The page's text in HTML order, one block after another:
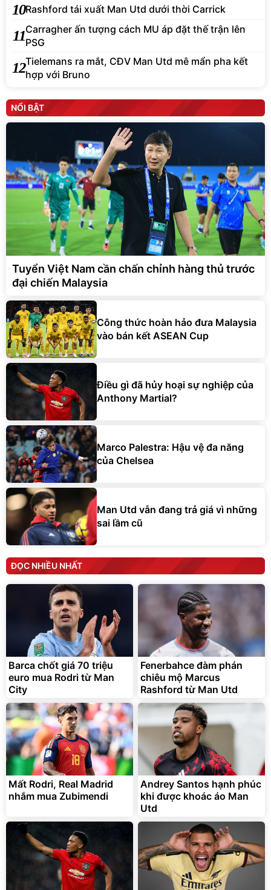
10Rashford tái xuất Man Utd dưới thời Carrick
11Carragher ấn tượng cách MU áp đặt thế trận lên
PSG
12Tielemans ra mắt, CĐV Man Utd mê mẩn pha kết
hợp với Bruno
NỔI BẬT
Tuyển Việt Nam cần chấn chỉnh hàng thủ trước
đại chiến Malaysia
Công thức hoàn hảo đưa Malaysia
vào bán kết ASEAN Cup
Điều gì đã hủy hoại sự nghiệp của
Anthony Martial?
Marco Palestra: Hậu vệ đa năng
của Chelsea
Man Utd vẫn đang trả giá vì những
sai lầm cũ
ĐỌC NHIỀU NHẤT
Barca chốt giá 70 triệu
euro mua Rodri từ Man
City
Fenerbahce đàm phán
chiêu mộ Marcus
Rashford từ Man Utd
Mất Rodri, Real Madrid
nhắm mua Zubimendi
Andrey Santos hạnh phúc
khi được khoác áo Man
Utd